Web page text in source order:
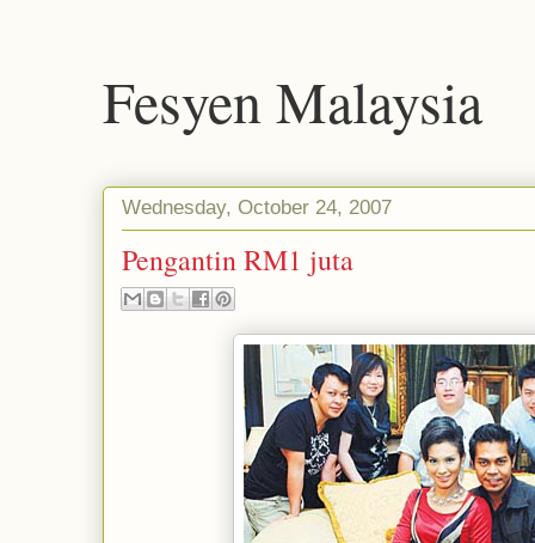
Fesyen Malaysia
Wednesday, October 24, 2007
Pengantin RM1 juta